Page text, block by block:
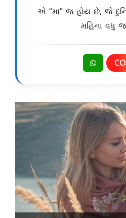
એ “મા” જ હોય છે, જે
મહિના વધુ